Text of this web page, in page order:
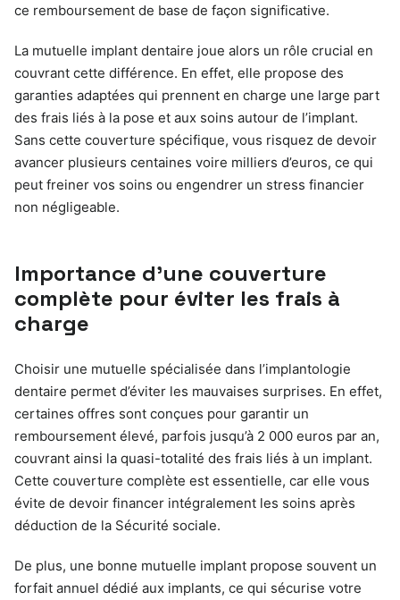
ce remboursement de base de façon significative.
La mutuelle implant dentaire joue alors un rôle crucial en
couvrant cette différence. En effet, elle propose des
garanties adaptées qui prennent en charge une large part
des frais liés à la pose et aux soins autour de l’implant.
Sans cette couverture spécifique, vous risquez de devoir
avancer plusieurs centaines voire milliers d’euros, ce qui
peut freiner vos soins ou engendrer un stress financier
non négligeable.
Importance d’une couverture
complète pour éviter les frais à
charge
Choisir une mutuelle spécialisée dans l’implantologie
dentaire permet d’éviter les mauvaises surprises. En effet,
certaines offres sont conçues pour garantir un
remboursement élevé, parfois jusqu’à 2 000 euros par an,
couvrant ainsi la quasi-totalité des frais liés à un implant.
Cette couverture complète est essentielle, car elle vous
évite de devoir financer intégralement les soins après
déduction de la Sécurité sociale.
De plus, une bonne mutuelle implant propose souvent un
forfait annuel dédié aux implants, ce qui sécurise votre